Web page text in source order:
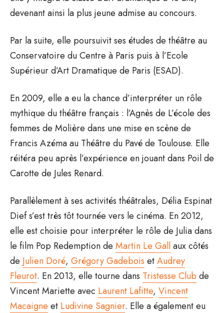
devenant ainsi la plus jeune admise au concours.
Par la suite, elle poursuivit ses études de théâtre au
Conservatoire du Centre à Paris puis à l’Ecole
Supérieur d’Art Dramatique de Paris (ESAD).
En 2009, elle a eu la chance d’interpréter un rôle
mythique du théâtre français : l’Agnès de L’école des
femmes de Molière dans une mise en scène de
Francis Azéma au Théâtre du Pavé de Toulouse. Elle
réitéra peu après l’expérience en jouant dans Poil de
Carotte de Jules Renard.
Parallèlement à ses activités théâtrales, Délia Espinat
Dief s’est très tôt tournée vers le cinéma. En 2012,
elle est choisie pour interpréter le rôle de Julia dans
le film Pop Redemption de Martin Le Gallaux côtés
de Julien Doré, Grégory Gadebois etAudrey
Fleurot. En 2013, elle tourne dans Tristesse Club de
Vincent Mariette avec Laurent Lafitte, Vincent
Macaigne et Ludivine Sagnier. Elle a également eu